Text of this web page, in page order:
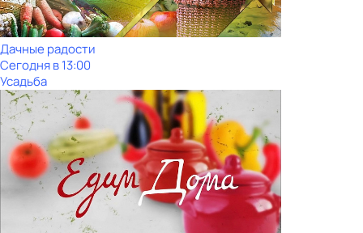
Дачные радости
Сегодня в 13:00
Усадьба